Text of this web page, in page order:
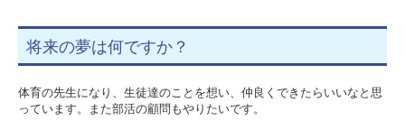
将来の夢は何ですか？
体育の先生になり、生徒達のことを想い、仲良くできたらいいなと思
っています。また部活の顧問もやりたいです。